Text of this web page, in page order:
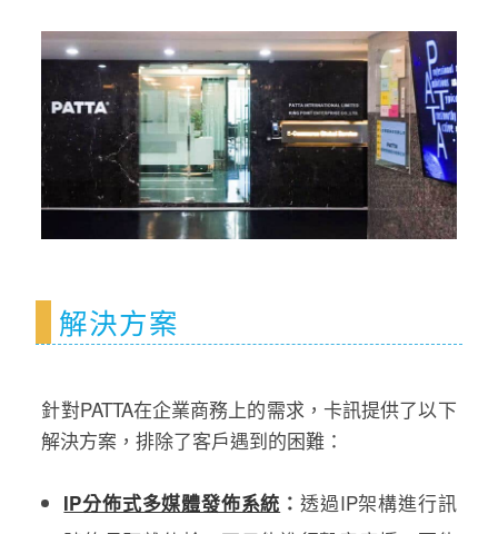
解決方案​
針對PATTA在企業商務上的需求，卡訊提供了以下
解決方案，排除了客戶遇到的困難：
IP分佈式多媒體發佈系統 ：透過IP架構進行訊